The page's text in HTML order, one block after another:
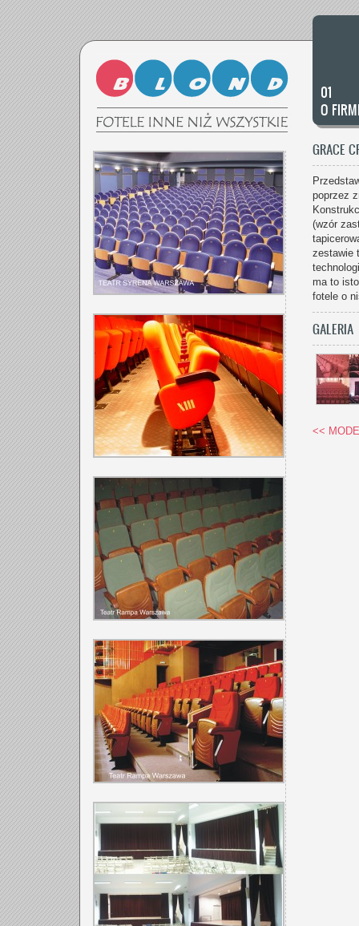
01
O
GRACE
poprzez
(wzór
zestawie
ma to
fotele o
GALERIA
<<